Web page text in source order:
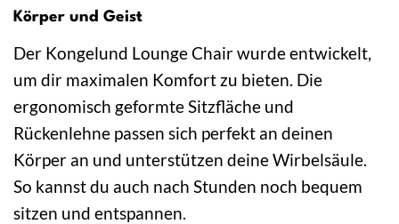
Körper und Geist
Der Kongelund Lounge Chair wurde entwickelt,
um dir maximalen Komfort zu bieten. Die
ergonomisch geformte Sitzfläche und
Rückenlehne passen sich perfekt an deinen
Körper an und unterstützen deine Wirbelsäule.
So kannst du auch nach Stunden noch bequem
sitzen und entspannen.